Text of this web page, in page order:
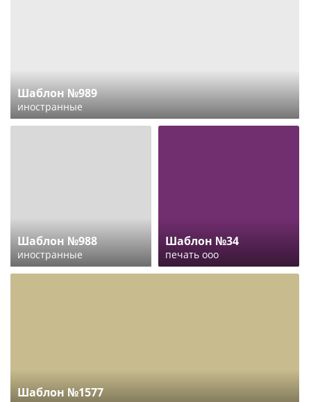
Шаблон №989
иностранные
Шаблон №988
иностранные
Шаблон №34
печать ооо
Шаблон №1577